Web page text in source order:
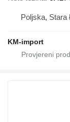
Poljska, Stara
KM-import